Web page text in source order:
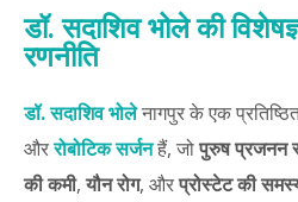
डॉ. सदाशिव भोले की
रणनीति
डॉ. सदाशिव भोलेनागपुर के एक
औररोबोटिक सर्जनहैं, जोपुरुष प्रजनन
की कमी,यौन रोग, औरप्रोस्टेट की